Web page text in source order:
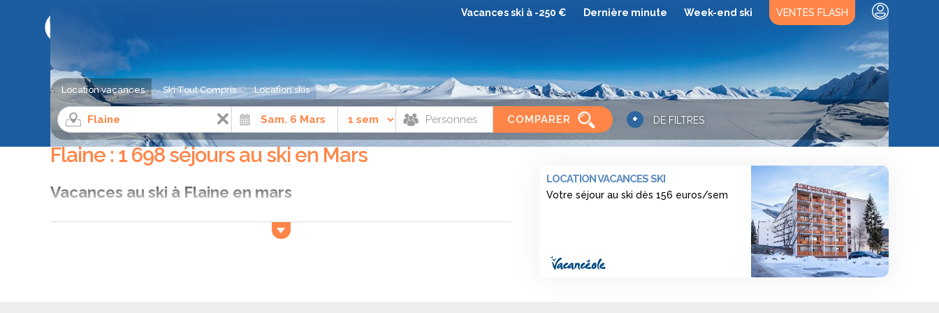
LE COMPARATEUR DE SÉJOUR AU SKI
Vacances ski à -250 € Dernière minute Week-end ski VENTES FLASH
Location vacances Ski Tout Compris Location skis
COMPARER + DE FILTRES
Séjour ski Haute-Savoie Flaine Mars
Flaine : 1 698 séjours au ski en Mars
Vacances au ski à Flaine en mars
une location vacances ski en mars à Flaine
LOCATION VACANCES SKI
Votre séjour au ski dès 156 euros/sem